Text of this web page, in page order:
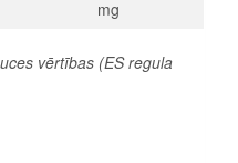
mg
vērtības (ES regula